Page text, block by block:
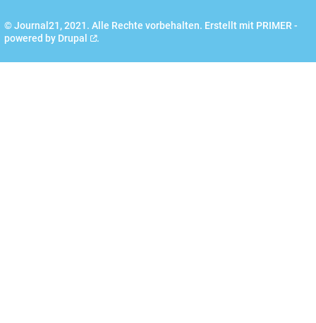
© Journal21, 2021. Alle Rechte vorbehalten. Erstellt mit PRIMER -
powered by Drupal .